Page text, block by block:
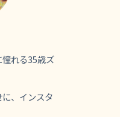
れる35歳ズ
、インスタ